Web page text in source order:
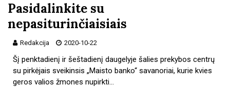
Pasidalinkite su
nepasiturinčiaisiais
Redakcija 2020-10-22
Šį penktadienį ir šeštadienį daugelyje šalies prekybos centrų
su pirkėjais sveikinsis „Maisto banko“ savanoriai, kurie kvies
geros valios žmones nupirkti…